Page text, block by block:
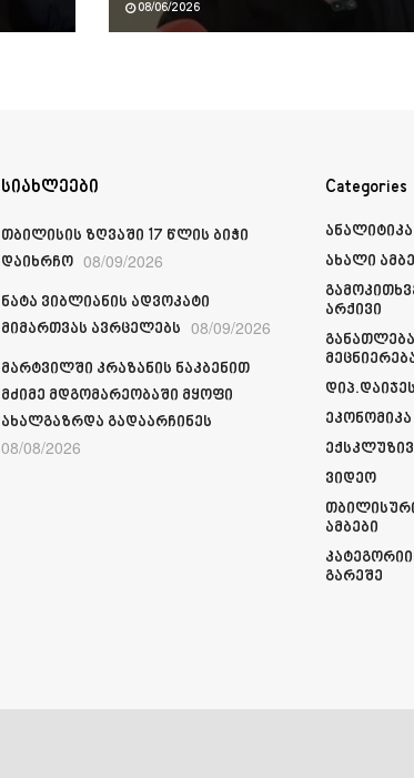
08/06/2026
სიახლეები
თბილისის ზღვაში 17 წლის ბიჭი
დაიხრჩო 08/09/2026
ნატა ვიბლიანის ადვოკატი
მიმართვას ავრცელებს 08/09/2026
მარტვილში კრაზანის ნაკბენით
მძიმე მდგომარეობაში მყოფი
ახალგაზრდა გადაარჩინეს
08/08/2026
Categories
Ანალიტიკა
Ახალი
Არქივი
Ეკონომიკა
Ვიდეო
Ამბები
Გარეშე